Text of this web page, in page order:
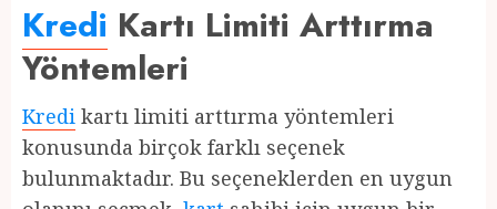
Kredi Kartı Limiti Arttırma
Yöntemleri
Kredi kartı limiti arttırma yöntemleri
konusunda birçok farklı seçenek
bulunmaktadır. Bu seçeneklerden en uygun